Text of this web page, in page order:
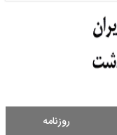
روزنامه